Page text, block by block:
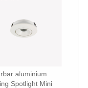
aluminium
Spotlight Mini